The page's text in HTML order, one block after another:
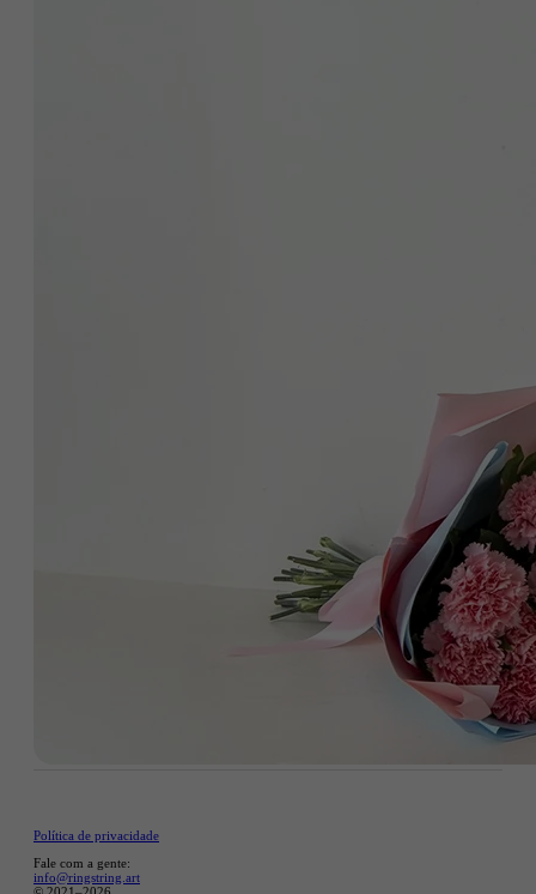
Política de privacidade
Fale com a gente:
info@ringstring.art